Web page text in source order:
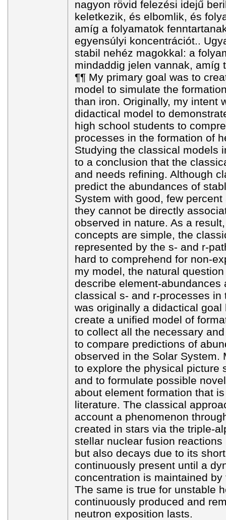
nagyon rövid felezési idejű
keletkezik, és elbomlik, és
amíg a folyamatok
egyensúlyi koncentrációt..
stabil nehéz magokkal: a
mindaddig jelen vannak, amíg
¶¶ My primary goal was to
model to simulate the
than iron. Originally, my intent
didactical model to
high school students to
processes in the formation of
Studying the classical models
to a conclusion that the
and needs refining. Although
predict the abundances of
System with good, few
they cannot be directly
observed in nature. As a
concepts are simple, the
represented by the s- and r-
hard to comprehend for non-
my model, the natural
describe element-abundances
classical s- and r-processes in
was originally a didactical
create a unified model of
to collect all the necessary
to compare predictions of
observed in the Solar System.
to explore the physical picture
and to formulate possible
about element formation that
literature. The classical
account a phenomenon
created in stars via the triple-
stellar nuclear fusion
but also decays due to its
continuously present until a
concentration is maintained
The same is true for unstable
continuously produced and
neutron exposition lasts.